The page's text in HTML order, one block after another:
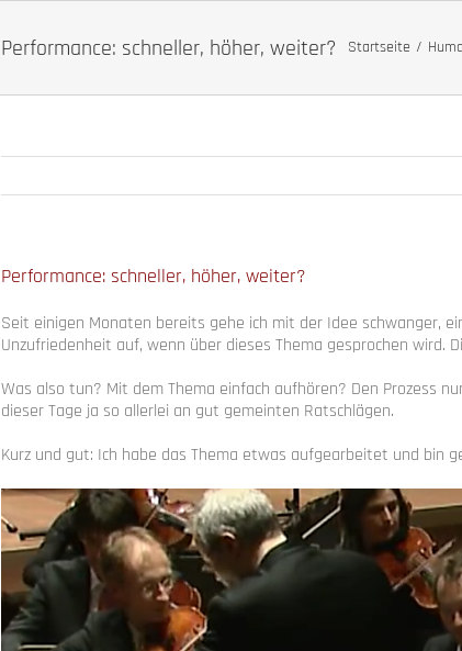
Performance: schneller, höher, weiter? Startseite
Performance: schneller, höher, weiter?
Seit einigen Monaten bereits gehe ich mit der Idee schwanger,
Unzufriedenheit auf, wenn über dieses Thema gesprochen wird.
Was also tun? Mit dem Thema einfach aufhören? Den Prozess
dieser Tage ja so allerlei an gut gemeinten Ratschlägen.
Kurz und gut: Ich habe das Thema etwas aufgearbeitet und bin